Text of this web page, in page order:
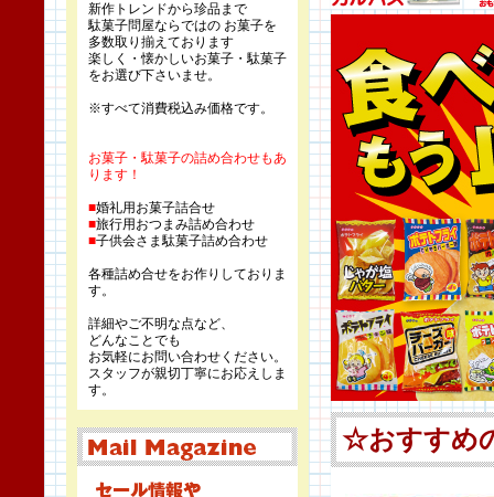
新作トレンドから珍品まで
駄菓子問屋ならではの お菓子を
多数取り揃えております
楽しく・懐かしいお菓子・駄菓子
をお選び下さいませ。
※すべて消費税込み価格です。
お菓子・駄菓子の詰め合わせもあ
ります！
■婚礼用お菓子詰合せ
■旅行用おつまみ詰め合わせ
■子供会さま駄菓子詰め合わせ
各種詰め合せをお作りしておりま
す。
詳細やご不明な点など、
どんなことでも
お気軽にお問い合わせください。
スタッフが親切丁寧にお応えしま
す。